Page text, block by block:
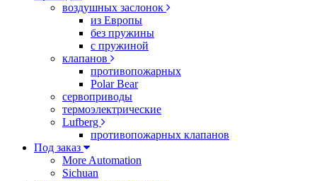
воздушных заслонок
из Европы
без пружины
с пружиной
клапанов
противопожарных
Polar Bear
сервоприводы
термоэлектрические
Lufberg
противопожарных клапанов
Под заказ
More Automation
Sichuan